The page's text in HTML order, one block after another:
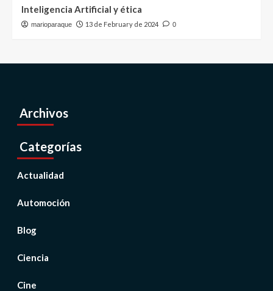
Inteligencia Artificial y ética
marioparaque 13 de February de 2024 0
Archivos
Categorías
Actualidad
Automoción
Blog
Ciencia
Cine